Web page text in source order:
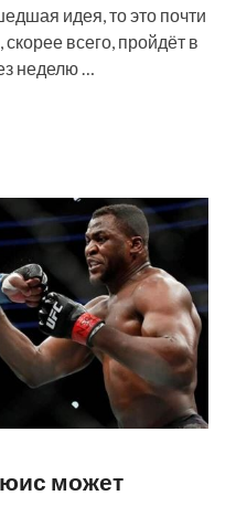
идея, то это почти
всего, пройдёт в
неделю …
может